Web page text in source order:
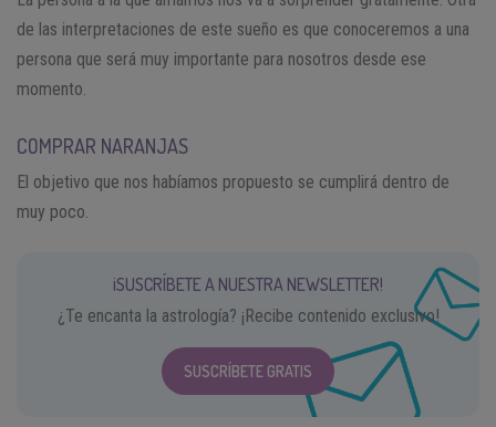
de las interpretaciones de este sueño es que conoceremos a una
persona que será muy importante para nosotros desde ese
momento.
COMPRAR NARANJAS
El objetivo que nos habíamos propuesto se cumplirá dentro de
muy poco.
¡SUSCRÍBETE A NUESTRA NEWSLETTER!
¿Te encanta la astrología? ¡Recibe contenido exclusivo!
SUSCRÍBETE GRATIS